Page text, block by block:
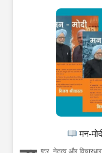
मन-
ष्ट्र, नेतृत्व और